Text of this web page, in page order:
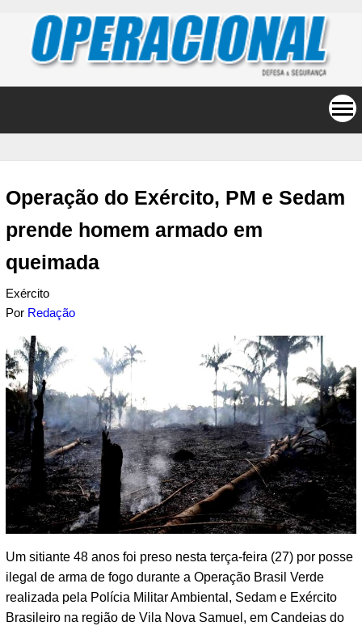
Operação do Exército, PM e Sedam
prende homem armado em
queimada
Exército
Por Redação
Um sitiante 48 anos foi preso nesta terça-feira (27) por posse
ilegal de arma de fogo durante a Operação Brasil Verde
realizada pela Polícia Militar Ambiental, Sedam e Exército
Brasileiro na região de Vila Nova Samuel, em Candeias do